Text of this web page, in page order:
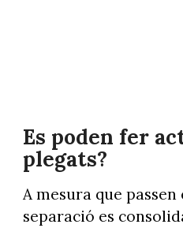
Es poden fer
plegats?
A mesura que passen
separació es